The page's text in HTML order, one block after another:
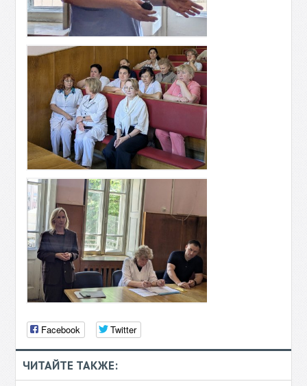
Facebook Twitter
ЧИТАЙТЕ ТАКЖЕ: